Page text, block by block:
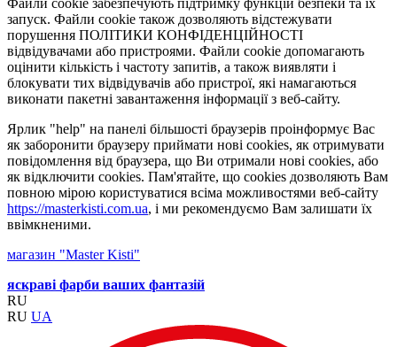
Файли cookie забезпечують підтримку функцій безпеки та їх
запуск. Файли cookie також дозволяють відстежувати
порушення ПОЛІТИКИ КОНФІДЕНЦІЙНОСТІ
відвідувачами або пристроями. Файли cookie допомагають
оцінити кількість і частоту запитів, а також виявляти і
блокувати тих відвідувачів або пристрої, які намагаються
виконати пакетні завантаження інформації з веб-сайту.
Ярлик "help" на панелі більшості браузерів проінформує Вас
як заборонити браузеру приймати нові cookies, як отримувати
повідомлення від браузера, що Ви отримали нові cookies, або
як відключити cookies. Пам'ятайте, що cookies дозволяють Вам
повною мірою користуватися всіма можливостями веб-сайту
https://masterkisti.com.ua, і ми рекомендуємо Вам залишати їх
ввімкненими.
магазин "Master Kisti"
яскраві фарби ваших фантазій
RU
RU UA